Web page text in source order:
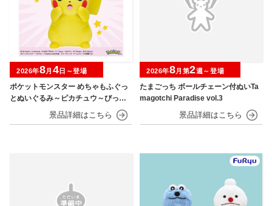
ポケットモンスター めちゃもふぐっ
とぬいぐるみ～ピカチュウ～びっく
2026年8月 4日～登場
たまごっち ボールチェーン付ぬいTa
magotchi Paradise vol.3
2026年8月第2週～登場